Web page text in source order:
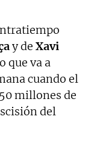
y de Xavi
que va a
cuando el
millones de
del